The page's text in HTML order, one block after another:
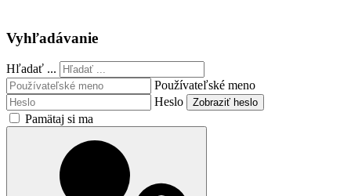
Vyhľadávanie
Hľadať ...
Používateľské meno
Heslo
Zobraziť heslo
Pamätaj si ma